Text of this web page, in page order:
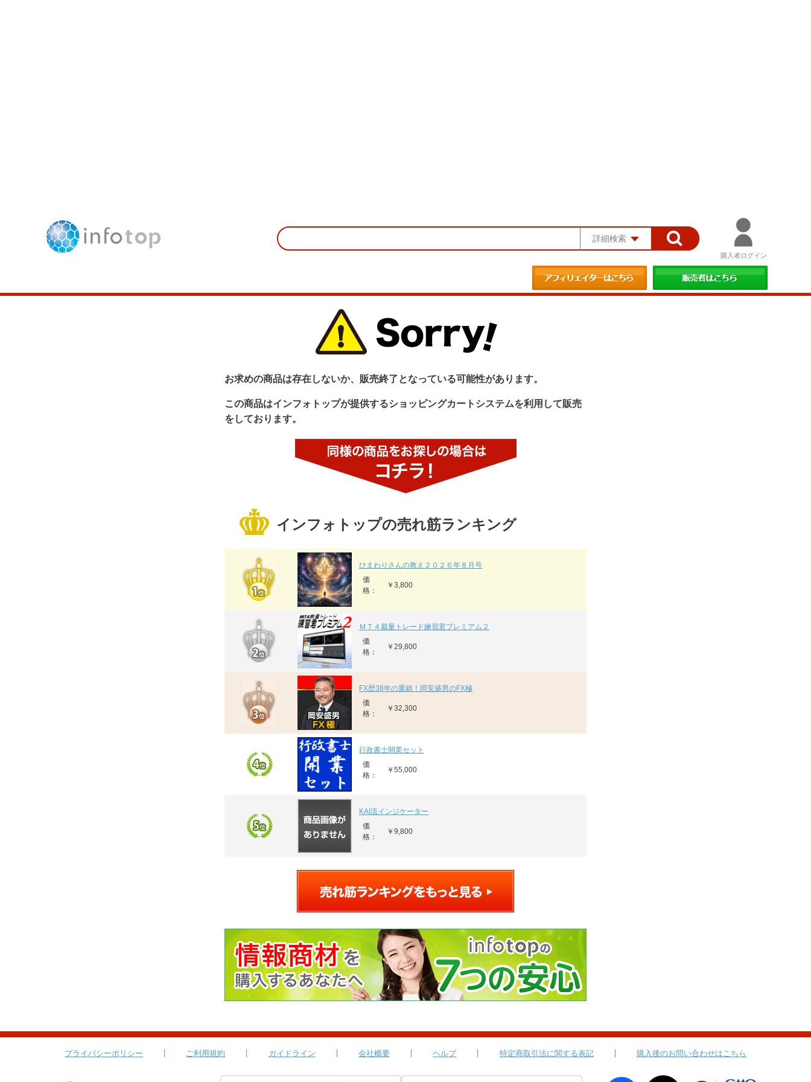
詳細検索
購入者ログイン
お求めの商品は存在しないか、販売終了となっている可能性があります。
この商品はインフォトップが提供するショッピングカートシステムを利用して販売
をしております。
インフォトップの売れ筋ランキング
ひまわりさんの教え２０２６年８月号
価
格：
￥3,800
ＭＴ４裁量トレード練習君プレミアム２
価
格：
￥29,800
FX歴38年の重鎮！岡安盛男のFX極
価
格：
￥32,300
行政書士開業セット
価
格：
￥55,000
KAI流インジケーター
価
格：
￥9,800
プライバシーポリシー ご利用規約 ガイドライン 会社概要 ヘルプ 特定商取引法に関する表記 購入後のお問い合わせはこちら